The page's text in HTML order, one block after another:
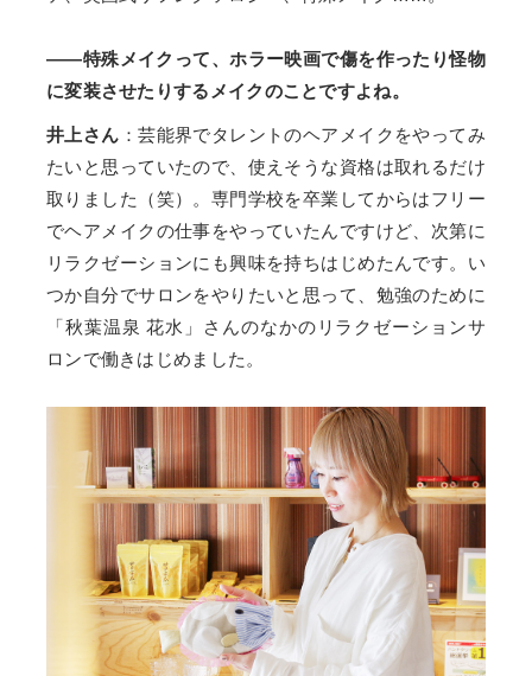
——特殊メイクって、ホラー映画で傷を作ったり怪物
に変装させたりするメイクのことですよね。
井上さん ：芸能界でタレントのヘアメイクをやってみ
たいと思っていたので、使えそうな資格は取れるだけ
取りました（笑）。専門学校を卒業してからはフリー
でヘアメイクの仕事をやっていたんですけど、次第に
リラクゼーションにも興味を持ちはじめたんです。い
つか自分でサロンをやりたいと思って、勉強のために
「秋葉温泉 花水」さんのなかのリラクゼーションサ
ロンで働きはじめました。